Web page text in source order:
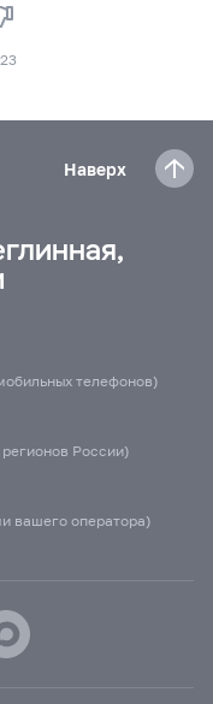
Наверх
телефонов)
России)
вашего оператора)